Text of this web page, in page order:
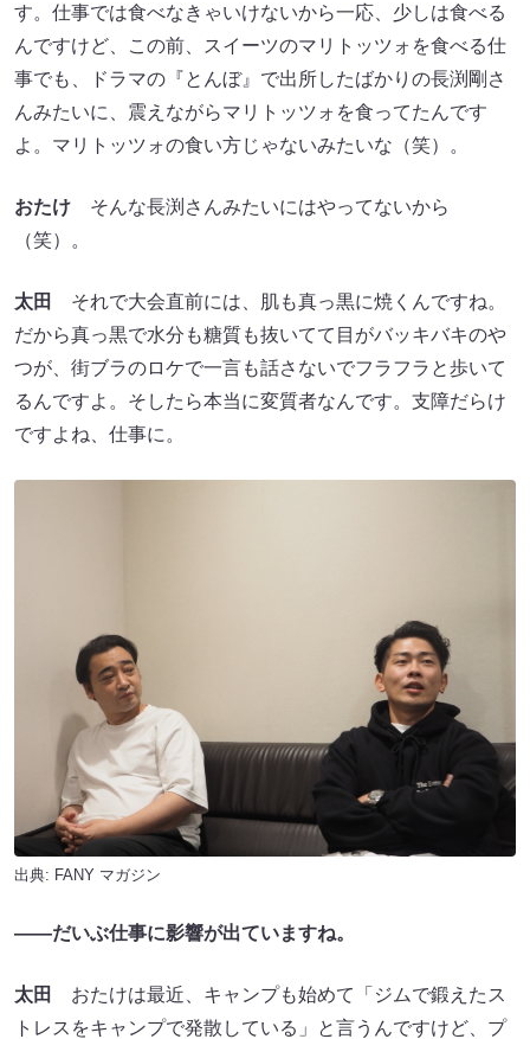
す。仕事では食べなきゃいけないから一応、少しは食べる
んですけど、この前、スイーツのマリトッツォを食べる仕
事でも、ドラマの『とんぼ』で出所したばかりの長渕剛さ
んみたいに、震えながらマリトッツォを食ってたんです
よ。マリトッツォの食い方じゃないみたいな（笑）。
おたけ そんな長渕さんみたいにはやってないから
（笑）。
太田
それで大会直前には、肌も真っ黒に焼くんですね。
だから真っ黒で水分も糖質も抜いてて目がバッキバキのや
つが、街ブラのロケで一言も話さないでフラフラと歩いて
るんですよ。そしたら本当に変質者なんです。支障だらけ
ですよね、仕事に。
出典: FANY マガジン
――だいぶ仕事に影響が出ていますね。
太田
おたけは最近、キャンプも始めて「ジムで鍛えたス
トレスをキャンプで発散している」と言うんですけど、プ